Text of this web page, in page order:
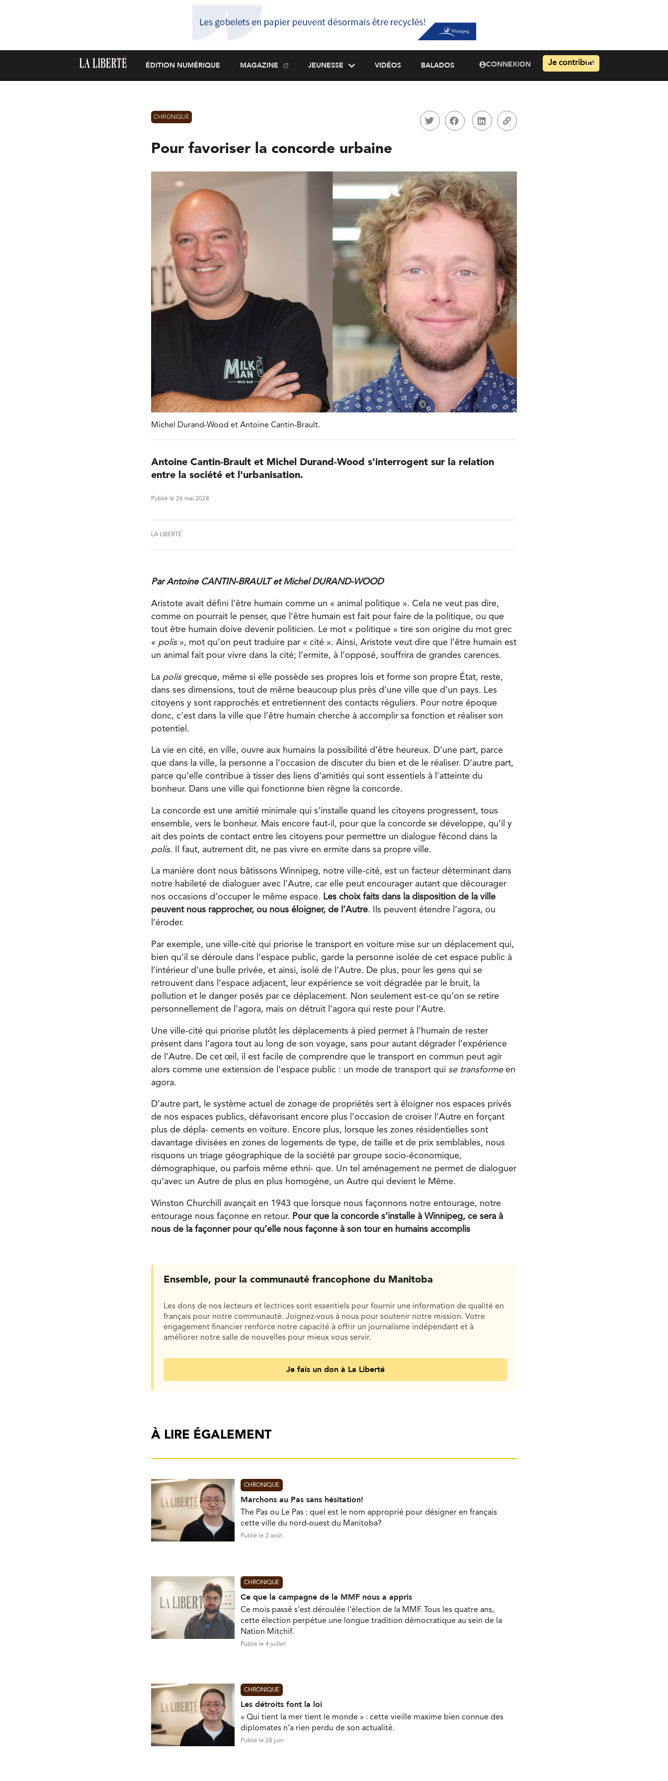
ÉDITION NUMÉRIQUE MAGAZINE JEUNESSE VIDÉOS BALADOS CONNEXION Je contribue
CHRONIQUE
Pour favoriser la concorde urbaine
Michel Durand-Wood et Antoine Cantin-Brault.
Antoine Cantin-Brault et Michel Durand-Wood s'interrogent sur la relation
entre la société et l'urbanisation.
Publié le 26 mai 2024
LA LIBERTÉ
Par Antoine CANTIN-BRAULT et Michel DURAND-WOOD
Aristote avait défini l’être humain comme un « animal politique ». Cela ne veut pas dire,
comme on pourrait le penser, que l’être humain est fait pour faire de la politique, ou que
tout être humain doive devenir politicien. Le mot « politique » tire son origine du mot grec
« polis », mot qu’on peut traduire par « cité ». Ainsi, Aristote veut dire que l’être humain est
un animal fait pour vivre dans la cité; l’ermite, à l’opposé, souffrira de grandes carences.
La polis grecque, même si elle possède ses propres lois et forme son propre État, reste,
dans ses dimensions, tout de même beaucoup plus près d’une ville que d’un pays. Les
citoyens y sont rapprochés et entretiennent des contacts réguliers. Pour notre époque
donc, c’est dans la ville que l’être humain cherche à accomplir sa fonction et réaliser son
potentiel.
La vie en cité, en ville, ouvre aux humains la possibilité d’être heureux. D’une part, parce
que dans la ville, la personne a l’occasion de discuter du bien et de le réaliser. D’autre part,
parce qu’elle contribue à tisser des liens d’amitiés qui sont essentiels à l’atteinte du
bonheur. Dans une ville qui fonctionne bien règne la concorde.
La concorde est une amitié minimale qui s’installe quand les citoyens progressent, tous
ensemble, vers le bonheur. Mais encore faut-il, pour que la concorde se développe, qu’il y
ait des points de contact entre les citoyens pour permettre un dialogue fécond dans la
polis. Il faut, autrement dit, ne pas vivre en ermite dans sa propre ville.
La manière dont nous bâtissons Winnipeg, notre ville-cité, est un facteur déterminant dans
notre habileté de dialoguer avec l’Autre, car elle peut encourager autant que décourager
nos occasions d’occuper le même espace. Les choix faits dans la disposition de la ville
peuvent nous rapprocher, ou nous éloigner, de l’Autre. Ils peuvent étendre l’agora, ou
l’éroder.
Par exemple, une ville-cité qui priorise le transport en voiture mise sur un déplacement qui,
bien qu’il se déroule dans l’espace public, garde la personne isolée de cet espace public à
l’intérieur d’une bulle privée, et ainsi, isolé de l’Autre. De plus, pour les gens qui se
retrouvent dans l’espace adjacent, leur expérience se voit dégradée par le bruit, la
pollution et le danger posés par ce déplacement. Non seulement est-ce qu’on se retire
personnellement de l’agora, mais on détruit l’agora qui reste pour l’Autre.
Une ville-cité qui priorise plutôt les déplacements à pied permet à l’humain de rester
présent dans l’agora tout au long de son voyage, sans pour autant dégrader l’expérience
de l’Autre. De cet œil, il est facile de comprendre que le transport en commun peut agir
alors comme une extension de l’espace public : un mode de transport qui se transforme en
agora.
D’autre part, le système actuel de zonage de propriétés sert à éloigner nos espaces privés
de nos espaces publics, défavorisant encore plus l’occasion de croiser l’Autre en forçant
plus de dépla- cements en voiture. Encore plus, lorsque les zones résidentielles sont
davantage divisées en zones de logements de type, de taille et de prix semblables, nous
risquons un triage géographique de la société par groupe socio-économique,
démographique, ou parfois même ethni- que. Un tel aménagement ne permet de dialoguer
qu’avec un Autre de plus en plus homogène, un Autre qui devient le Même.
Winston Churchill avançait en 1943 que lorsque nous façonnons notre entourage, notre
entourage nous façonne en retour. Pour que la concorde s’installe à Winnipeg, ce sera à
nous de la façonner pour qu’elle nous façonne à son tour en humains accomplis
Ensemble, pour la communauté francophone du Manitoba
Les dons de nos lecteurs et lectrices sont essentiels pour fournir une information de qualité en
français pour notre communauté. Joignez-vous à nous pour soutenir notre mission. Votre
engagement financier renforce notre capacité à offrir un journalisme indépendant et à
améliorer notre salle de nouvelles pour mieux vous servir.
Je fais un don à La Liberté
À LIRE ÉGALEMENT
CHRONIQUE
Marchons au Pas sans hésitation!
The Pas ou Le Pas : quel est le nom approprié pour désigner en français
cette ville du nord-ouest du Manitoba?
Publié le 2 août
CHRONIQUE
Ce que la campagne de la MMF nous a appris
Ce mois passé s’est déroulée l’élection de la MMF. Tous les quatre ans,
cette élection perpétue une longue tradition démocratique au sein de la
Nation Mitchif.
Publié le 4 juillet
CHRONIQUE
Les détroits font la loi
« Qui tient la mer tient le monde » : cette vieille maxime bien connue des
diplomates n’a rien perdu de son actualité.
Publié le 28 juin